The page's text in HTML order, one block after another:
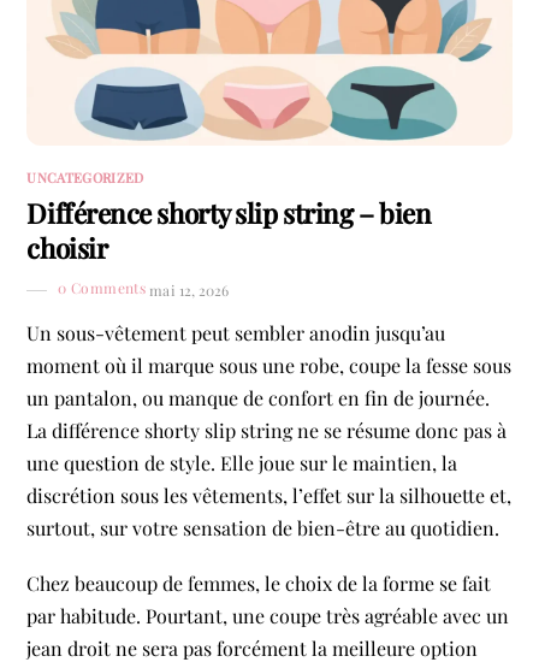
UNCATEGORIZED
Différence shorty slip string – bien
choisir
0 Comments mai 12, 2026
Un sous-vêtement peut sembler anodin jusqu’au
moment où il marque sous une robe, coupe la fesse sous
un pantalon, ou manque de confort en fin de journée.
La différence shorty slip string ne se résume donc pas à
une question de style. Elle joue sur le maintien, la
discrétion sous les vêtements, l’effet sur la silhouette et,
surtout, sur votre sensation de bien-être au quotidien.
Chez beaucoup de femmes, le choix de la forme se fait
par habitude. Pourtant, une coupe très agréable avec un
jean droit ne sera pas forcément la meilleure option